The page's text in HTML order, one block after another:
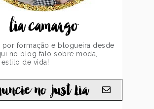
lia camargo
por formação e blogueira desde
no blog falo sobre moda,
de vida!
no just Lia